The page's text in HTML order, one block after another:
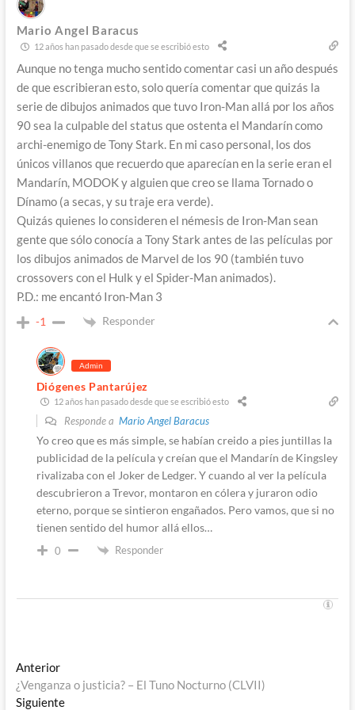
Mario Angel Baracus
12 años han pasado desde que se escribió esto
Aunque no tenga mucho sentido comentar casi un año después
de que escribieran esto, solo quería comentar que quizás la
serie de dibujos animados que tuvo Iron-Man allá por los años
90 sea la culpable del status que ostenta el Mandarín como
archi-enemigo de Tony Stark. En mi caso personal, los dos
únicos villanos que recuerdo que aparecían en la serie eran el
Mandarín, MODOK y alguien que creo se llama Tornado o
Dínamo (a secas, y su traje era verde).
Quizás quienes lo consideren el némesis de Iron-Man sean
gente que sólo conocía a Tony Stark antes de las películas por
los dibujos animados de Marvel de los 90 (también tuvo
crossovers con el Hulk y el Spider-Man animados).
P.D.: me encantó Iron-Man 3
-1 Responder
Admin
Diógenes Pantarújez
12 años han pasado desde que se escribió esto
Responde a Mario Angel Baracus
Yo creo que es más simple, se habían creido a pies juntillas la
publicidad de la película y creían que el Mandarín de Kingsley
rivalizaba con el Joker de Ledger. Y cuando al ver la película
descubrieron a Trevor, montaron en cólera y juraron odio
eterno, porque se sintieron engañados. Pero vamos, que si no
tienen sentido del humor allá ellos…
0 Responder
Navegación
de
AnteriorEntrada
anterior:
¿Venganza o justicia? – El Tuno Nocturno (CLVII)
SiguienteEntrada